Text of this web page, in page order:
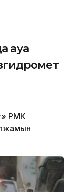
ауа
РМК